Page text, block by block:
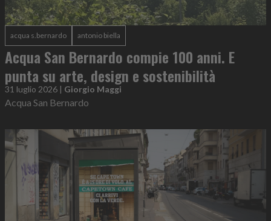
acqua s.bernardo antonio biella
Acqua San Bernardo compie 100 anni. E
punta su arte, design e sostenibilità
31 luglio 2026 | Giorgio Maggi
Acqua San Bernardo